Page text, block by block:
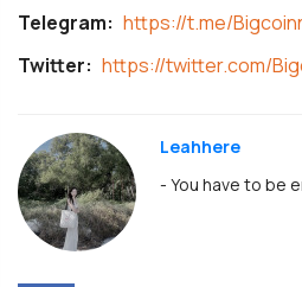
Telegram: https://t.me/
Twitter: https://twitter.com/
Leahhere
- You have to be